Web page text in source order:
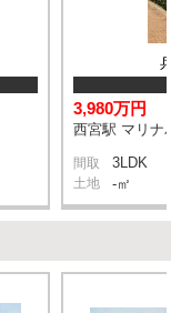
3,980万円
西宮駅 マリナ
間取 3LDK
土地 -㎡